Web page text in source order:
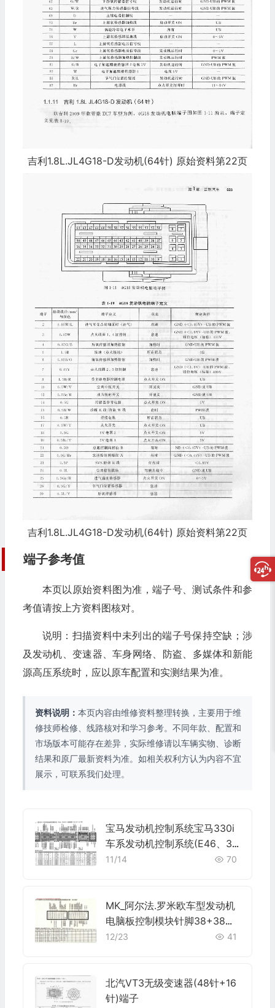
吉利1.8L.JL4G18-D发动机(64针) 原始资料第22页
吉利1.8L.JL4G18-D发动机(64针) 原始资料第22页
端子参考值
本页以原始资料图为准，端子号、测试条件和参
考值请按上方资料图核对。
说明：扫描资料中未列出的端子号保持空缺；涉
及发动机、变速器、车身网络、防盗、多媒体和新能
源高压系统时，应以原车配置和实测结果为准。
资料说明： 本页内容由维修资料整理转换，主要用于维
修技师检修、线路核对和学习参考。不同年款、配置和
市场版本可能存在差异，实际维修请以车辆实物、诊断
结果和原厂最新资料为准。如相关权利方认为内容不宜
展示，可联系我们处理。
宝马发动机控制系统宝马330i
车系发动机控制系统(E46、30
6S3)电脑板9+24+52+40+9
11/14 70
MK_阿尔法.罗米欧车型发动机
电脑板控制模块针脚38+38针
端子图
12/23 41
北汽VT3无级变速器(48针+16
针)端子